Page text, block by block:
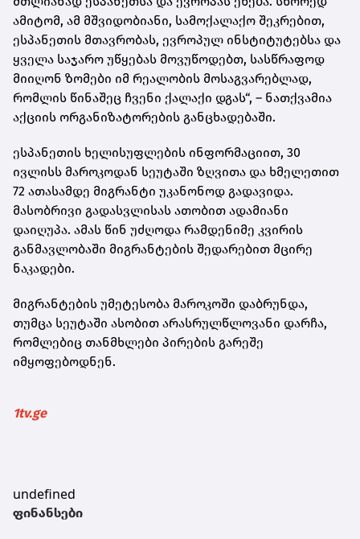
ამიტომ, ამ მშვიდობიანი, სამოქალაქო შეკრებით,
ესპანეთის მთავრობას, ევროპულ ინსტიტუტებსა და
ყველა საჯარო უწყებას მოვუწოდებთ, სასწრაფოდ
მიიღონ ზომები იმ რეალობის მოსაგვარებლად,
რომლის წინაშეც ჩვენი ქალაქი დგას“, – ნათქვამია
აქციის ორგანიზატორების განცხადებაში.
ესპანეთის ხელისუფლების ინფორმაციით, 30
ივლისს მაროკოდან სეუტაში ზღვითა და ხმელეთით
72 ათასამდე მიგრანტი უკანონოდ გადავიდა.
მასობრივი გადასვლისას ათობით ადამიანი
დაიღუპა. ამას წინ უძღოდა რამდენიმე კვირის
განმავლობაში მიგრანტების შედარებით მცირე
ნაკადები.
მიგრანტების უმეტესობა მაროკოში დაბრუნდა,
თუმცა სეუტაში ასობით არასრულწლოვანი დარჩა,
რომლებიც თანმხლები პირების გარეშე
იმყოფებოდნენ.
1tv.ge
undefined
ფინანსები